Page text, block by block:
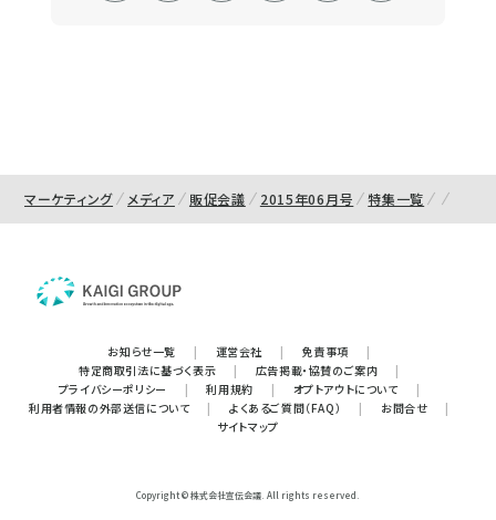
マーケティング メディア 販促会議 2015年06月号 特集一覧
お知らせ一覧 | 運営会社 | 免責事項
|
特定商取引法に基づく表示
| 広告掲載・協賛のご案内
|
プライバシーポリシー
| 利用規約 | オプトアウトについて
|
利用者情報の外部送信について
| よくあるご質問（FAQ） | お問合せ
|
サイトマップ
Copyright © 株式会社宣伝会議. All rights reserved.